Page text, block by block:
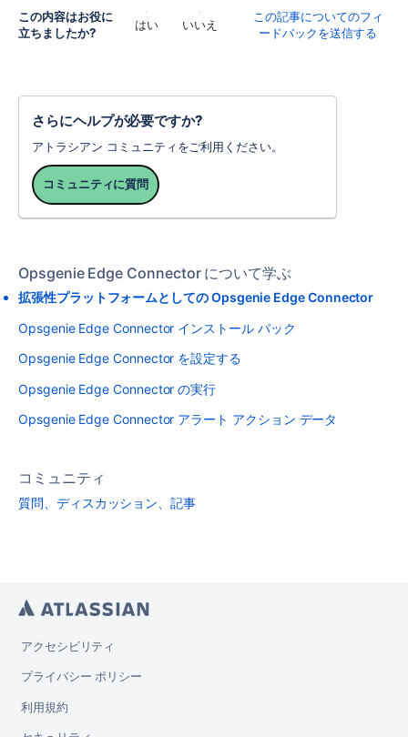
この内容はお役に
立ちましたか?
はい いいえ
この記事についてのフィ
ードバックを送信する
さらにヘルプが必要ですか?
アトラシアン コミュニティをご利用ください。
コミュニティに質問
Opsgenie Edge Connector について学ぶ
拡張性プラットフォームとしての Opsgenie Edge Connector
Opsgenie Edge Connector インストール パック
Opsgenie Edge Connector を設定する
Opsgenie Edge Connector の実行
Opsgenie Edge Connector アラート アクション データ
コミュニティ
質問、ディスカッション、記事
アクセシビリティ
プライバシー ポリシー
利用規約